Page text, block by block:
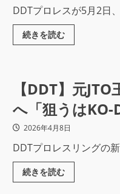
DDTプロレスが5月2日
続きを読む
【DDT】元
へ「狙うはKO-
2026年4月8日
DDTプロレスリングの新
続きを読む